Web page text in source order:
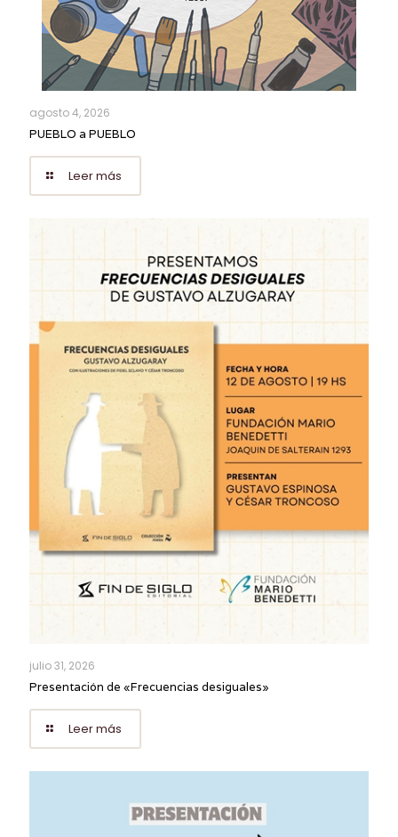
agosto 4, 2026
PUEBLO a PUEBLO
Leer más
julio 31, 2026
Presentación de «Frecuencias desiguales»
Leer más